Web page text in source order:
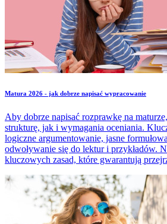
Matura 2026 - jak dobrze napisać wypracowanie
Aby dobrze napisać rozprawkę na
strukturę, jak i wymagania oceniania.
logiczne argumentowanie, jasne
odwoływanie się do lektur i przykładów.
kluczowych zasad, które gwarantują
powinna zawierać praca, do czego
ma być jej minimalna długość.